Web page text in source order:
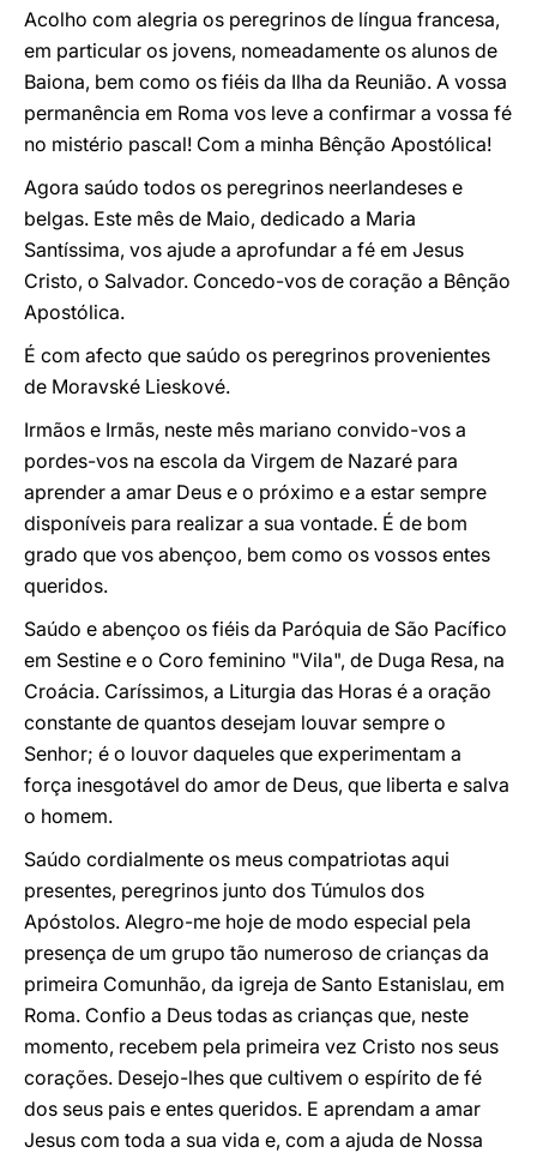
Acolho com alegria os peregrinos de língua francesa,
em particular os jovens, nomeadamente os alunos de
Baiona, bem como os fiéis da Ilha da Reunião. A vossa
permanência em Roma vos leve a confirmar a vossa fé
no mistério pascal! Com a minha Bênção Apostólica!
Agora saúdo todos os peregrinos neerlandeses e
belgas. Este mês de Maio, dedicado a Maria
Santíssima, vos ajude a aprofundar a fé em Jesus
Cristo, o Salvador. Concedo-vos de coração a Bênção
Apostólica.
É com afecto que saúdo os peregrinos provenientes
de Moravské Lieskové.
Irmãos e Irmãs, neste mês mariano convido-vos a
pordes-vos na escola da Virgem de Nazaré para
aprender a amar Deus e o próximo e a estar sempre
disponíveis para realizar a sua vontade. É de bom
grado que vos abençoo, bem como os vossos entes
queridos.
Saúdo e abençoo os fiéis da Paróquia de São Pacífico
em Sestine e o Coro feminino "Vila", de Duga Resa, na
Croácia. Caríssimos, a Liturgia das Horas é a oração
constante de quantos desejam louvar sempre o
Senhor; é o louvor daqueles que experimentam a
força inesgotável do amor de Deus, que liberta e salva
o homem.
Saúdo cordialmente os meus compatriotas aqui
presentes, peregrinos junto dos Túmulos dos
Apóstolos. Alegro-me hoje de modo especial pela
presença de um grupo tão numeroso de crianças da
primeira Comunhão, da igreja de Santo Estanislau, em
Roma. Confio a Deus todas as crianças que, neste
momento, recebem pela primeira vez Cristo nos seus
corações. Desejo-lhes que cultivem o espírito de fé
dos seus pais e entes queridos. E aprendam a amar
Jesus com toda a sua vida e, com a ajuda de Nossa